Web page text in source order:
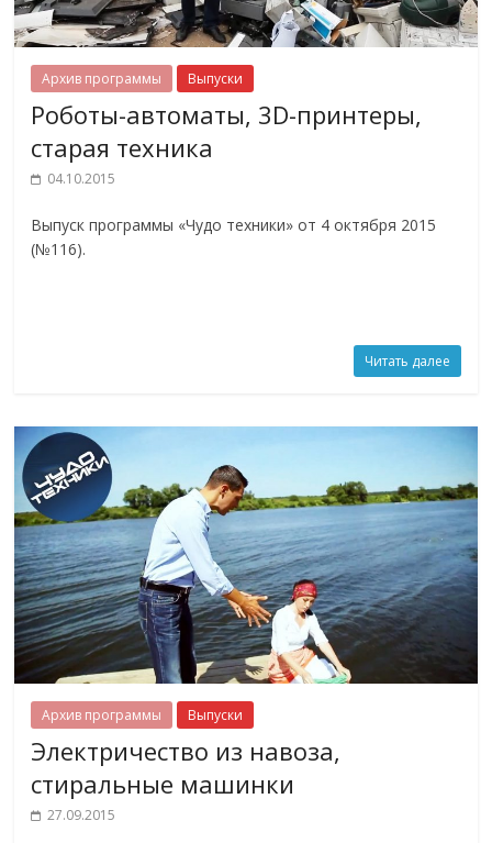
Архив программы Выпуски
Роботы-автоматы, 3D-принтеры,
старая техника
04.10.2015
Выпуск программы «Чудо техники» от 4 октября 2015
(№116).
Читать далее
Архив программы Выпуски
Электричество из навоза,
стиральные машинки
27.09.2015